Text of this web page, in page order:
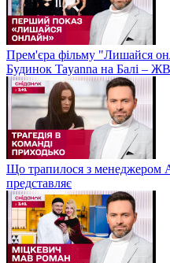
Прем'єра фільму "Лишайся
Будинок Tayanna на Балі –
Що трапилося з менеджером
представляє